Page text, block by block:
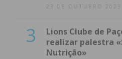
23 DE OUTUBRO 2023
3
Lions Clube de
realizar palestra
Nutrição»